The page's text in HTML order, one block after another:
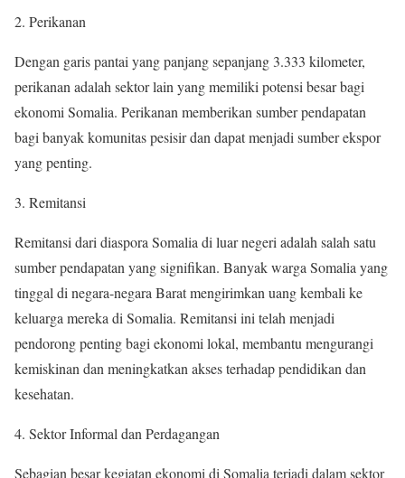
2. Perikanan
Dengan garis pantai yang panjang sepanjang 3.333 kilometer,
perikanan adalah sektor lain yang memiliki potensi besar bagi
ekonomi Somalia. Perikanan memberikan sumber pendapatan
bagi banyak komunitas pesisir dan dapat menjadi sumber ekspor
yang penting.
3. Remitansi
Remitansi dari diaspora Somalia di luar negeri adalah salah satu
sumber pendapatan yang signifikan. Banyak warga Somalia yang
tinggal di negara-negara Barat mengirimkan uang kembali ke
keluarga mereka di Somalia. Remitansi ini telah menjadi
pendorong penting bagi ekonomi lokal, membantu mengurangi
kemiskinan dan meningkatkan akses terhadap pendidikan dan
kesehatan.
4. Sektor Informal dan Perdagangan
Sebagian besar kegiatan ekonomi di Somalia terjadi dalam sektor